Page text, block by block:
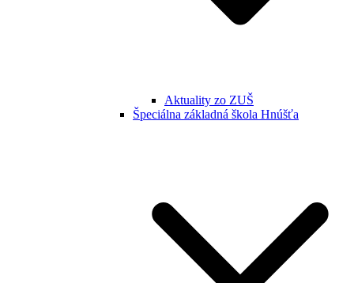
Aktuality zo ZUŠ
Špeciálna základná škola Hnúšťa